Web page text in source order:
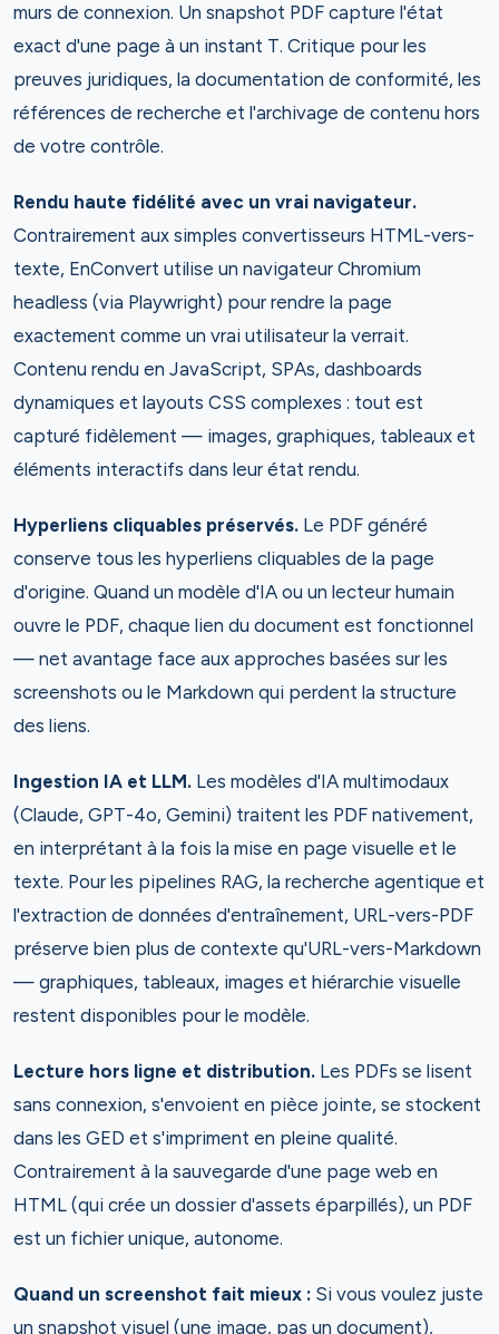
murs de connexion. Un snapshot PDF capture l'état
exact d'une page à un instant T. Critique pour les
preuves juridiques, la documentation de conformité, les
références de recherche et l'archivage de contenu hors
de votre contrôle.
Rendu haute fidélité avec un vrai navigateur.
Contrairement aux simples convertisseurs HTML-vers-
texte, EnConvert utilise un navigateur Chromium
headless (via Playwright) pour rendre la page
exactement comme un vrai utilisateur la verrait.
Contenu rendu en JavaScript, SPAs, dashboards
dynamiques et layouts CSS complexes : tout est
capturé fidèlement — images, graphiques, tableaux et
éléments interactifs dans leur état rendu.
Hyperliens cliquables préservés. Le PDF généré
conserve tous les hyperliens cliquables de la page
d'origine. Quand un modèle d'IA ou un lecteur humain
ouvre le PDF, chaque lien du document est fonctionnel
— net avantage face aux approches basées sur les
screenshots ou le Markdown qui perdent la structure
des liens.
Ingestion IA et LLM. Les modèles d'IA multimodaux
(Claude, GPT-4o, Gemini) traitent les PDF nativement,
en interprétant à la fois la mise en page visuelle et le
texte. Pour les pipelines RAG, la recherche agentique et
l'extraction de données d'entraînement, URL-vers-PDF
préserve bien plus de contexte qu'URL-vers-Markdown
— graphiques, tableaux, images et hiérarchie visuelle
restent disponibles pour le modèle.
Lecture hors ligne et distribution. Les PDFs se lisent
sans connexion, s'envoient en pièce jointe, se stockent
dans les GED et s'impriment en pleine qualité.
Contrairement à la sauvegarde d'une page web en
HTML (qui crée un dossier d'assets éparpillés), un PDF
est un fichier unique, autonome.
Quand un screenshot fait mieux : Si vous voulez juste
un snapshot visuel (une image, pas un document),